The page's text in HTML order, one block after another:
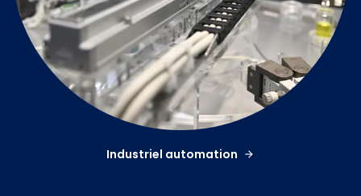
Industriel automation